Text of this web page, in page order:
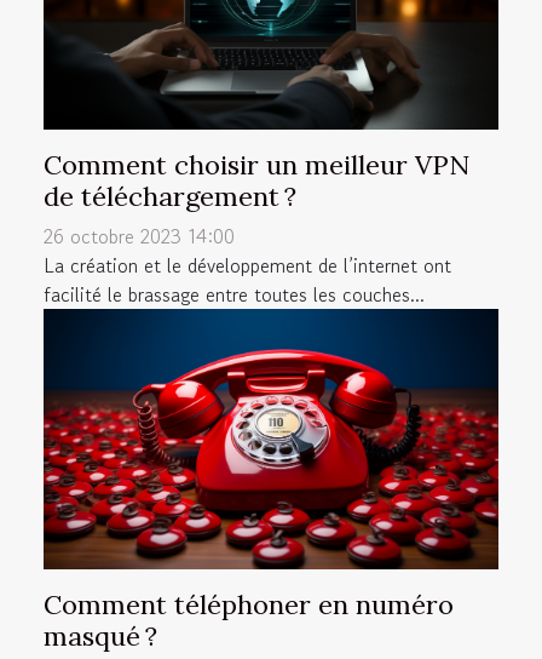
Comment choisir un meilleur VPN
de téléchargement ?
26 octobre 2023 14:00
La création et le développement de l’internet ont
facilité le brassage entre toutes les couches...
Comment téléphoner en numéro
masqué ?